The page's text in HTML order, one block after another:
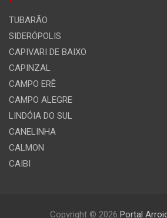
TUBARÃO
SIDERÓPOLIS
CAPIVARI DE BAIXO
CAPINZAL
CAMPO ERÊ
CAMPO ALEGRE
LINDÓIA DO SUL
CANELINHA
CALMON
CAIBI
Copyright © 2026 Portal